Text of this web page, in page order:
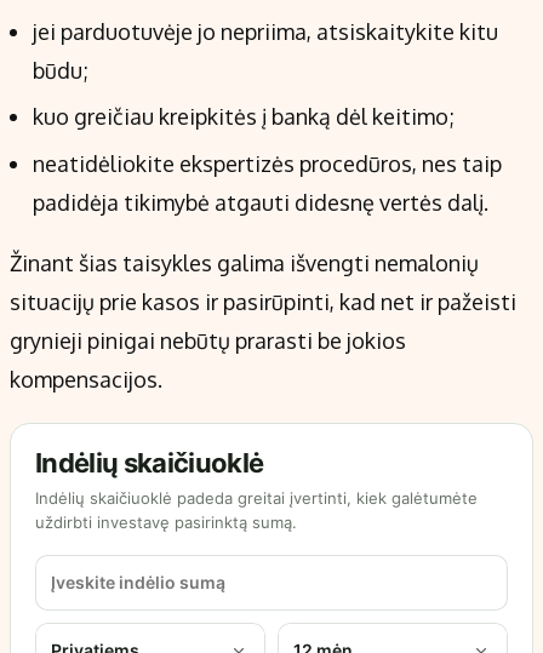
jei parduotuvėje jo nepriima, atsiskaitykite kitu
būdu;
kuo greičiau kreipkitės į banką dėl keitimo;
neatidėliokite ekspertizės procedūros, nes taip
padidėja tikimybė atgauti didesnę vertės dalį.
Žinant šias taisykles galima išvengti nemalonių
situacijų prie kasos ir pasirūpinti, kad net ir pažeisti
grynieji pinigai nebūtų prarasti be jokios
kompensacijos.